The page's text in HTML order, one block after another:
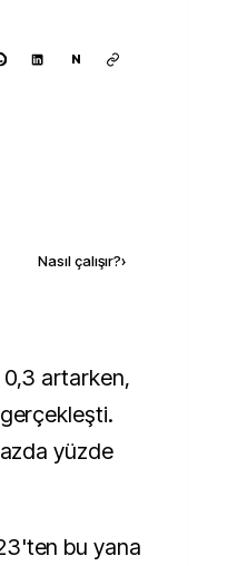
N
Nasıl çalışır?›
yüzde
bu yana